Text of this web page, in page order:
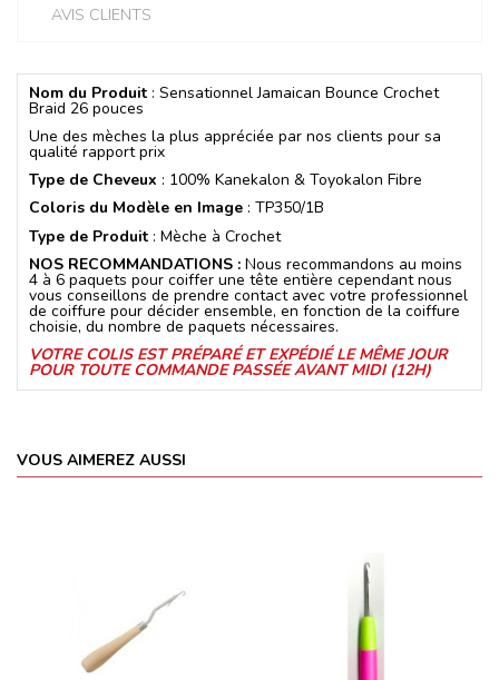
AVIS CLIENTS
Nom du Produit : Sensationnel Jamaican Bounce Crochet
Braid 26 pouces
Une des mèches la plus appréciée par nos clients pour sa
qualité rapport prix
Type de Cheveux : 100% Kanekalon & Toyokalon Fibre
Coloris du Modèle en Image : TP350/1B
Type de Produit : Mèche à Crochet
NOS RECOMMANDATIONS : Nous recommandons au moins
4 à 6 paquets pour coiffer une tête entière cependant nous
vous conseillons de prendre contact avec votre professionnel
de coiffure pour décider ensemble, en fonction de la coiffure
choisie, du nombre de paquets nécessaires.
VOTRE COLIS EST PRÉPARÉ ET EXPÉDIÉ LE MÊME JOUR
POUR TOUTE COMMANDE PASSÉE AVANT MIDI (12H)
VOUS AIMEREZ AUSSI